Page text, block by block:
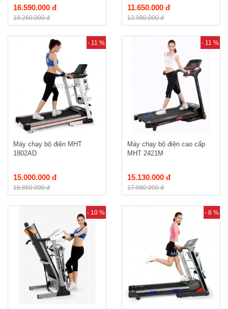
16.590.000 đ
18.260.000 đ
11.650.000 đ
12.980.000 đ
- 11 %
Máy chạy bộ điện MHT
1802AD
15.000.000 đ
16.850.000 đ
- 11 %
Máy chạy bộ điện cao cấp
MHT 2421M
15.130.000 đ
17.060.000 đ
- 10 % - 8 %